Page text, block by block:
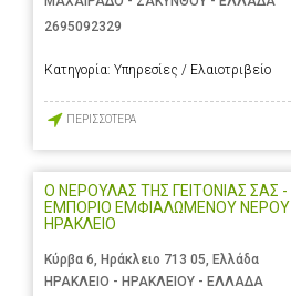
2695092329
Κατηγορία: Υπηρεσίες / Ελαιοτριβείο
ΠΕΡΙΣΣΟΤΕΡΑ
Ο ΝΕΡΟΥΛΑΣ ΤΗΣ ΓΕΙΤΟΝΙΑΣ ΣΑΣ -
ΕΜΠΟΡΙΟ ΕΜΦΙΑΛΩΜΕΝΟΥ ΝΕΡΟΥ
ΗΡΑΚΛΕΙΟ
Κύρβα 6, Ηράκλειο 713 05, Ελλάδα
ΗΡΑΚΛΕΙΟ - ΗΡΑΚΛΕΙΟΥ - ΕΛΛΑΔΑ